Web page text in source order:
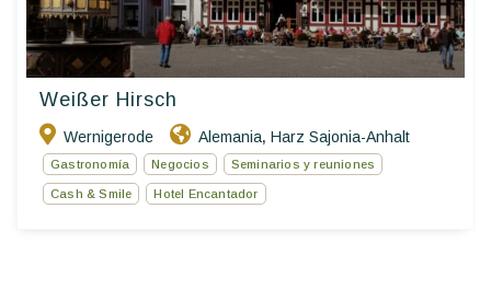
Weißer Hirsch
Wernigerode Alemania, Harz Sajonia-Anhalt
Gastronomía Negocios Seminarios y reuniones
Cash & Smile Hotel Encantador